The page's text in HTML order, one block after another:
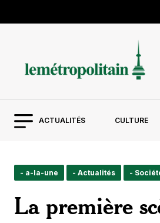
ACTUALITÉS CULTURE
- a-la-une - Actualités -
La première